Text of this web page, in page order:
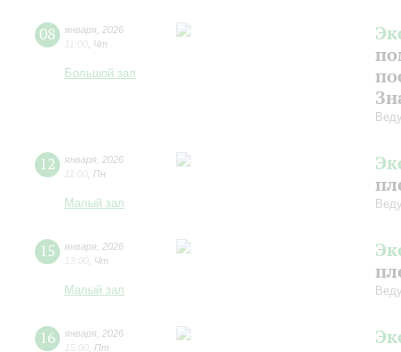
08 января 2026
11:00 Чт
Большой зал
12 января 2026
11:00 Пн
Малый зал
15 января 2026
13:00 Чт
Малый зал
16 января 2026
15:00 Пт